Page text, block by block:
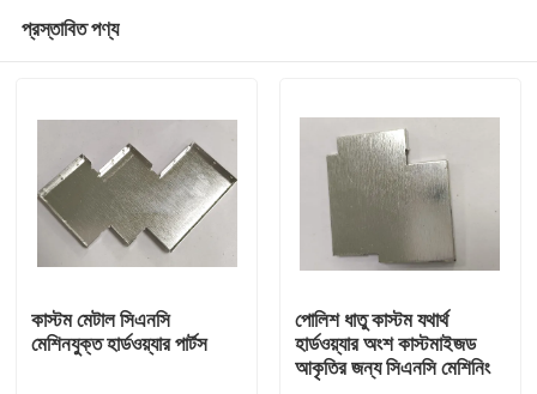
প্রস্তাবিত পণ্য
কাস্টম মেটাল সিএনসি
মেশিনযুক্ত হার্ডওয়্যার পার্টস
পোলিশ ধাতু কাস্টম যথার্থ
হার্ডওয়্যার অংশ কাস্টমাইজড
আকৃতির জন্য সিএনসি মেশিনিং